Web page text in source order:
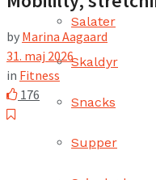
Salater
Skaldyr
Snacks
Supper
by Marina Aagaard
31. maj 2026
in Fitness
176